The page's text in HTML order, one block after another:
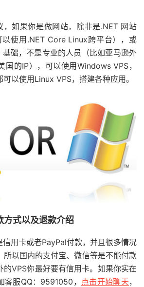
，如果你是做网站，除非是.NET 网站
以使用.NET Core Linux跨平台），或
础，不是专业的人员（比如亚马逊外
国的IP），可以使用Windows VPS，
以使用Linux VPS，搭建各种应用。
方式以及退款介绍
信用卡或者PayPal付款，并且很多情况
所以国内的支付宝、微信等是不能付款
的VPS你最好要有信用卡。如果你实在
客服QQ：9591050， 点击开始聊天，